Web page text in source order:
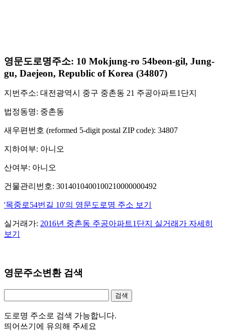
영문도로명주소: 10 Mokjung-ro 54beon-gil, Jung-
gu, Daejeon, Republic of Korea (34807)
지번주소: 대전광역시 중구 중촌동 21 주공아파트1단지
법정동명: 중촌동
새우편번호 (reformed 5-digit postal ZIP code): 34807
지하여부: 아니오
산여부: 아니오
건물관리번호: 3014010400100210000000492
'목중로54번길 10'의 영문도로명 주소 보기
실거래가: 2016년 중촌동 주공아파트1단지 실거래가 자세히
보기
영문주소변환 검색
도로명 주소로 검색 가능합니다.
띄어쓰기에 유의해 주세요